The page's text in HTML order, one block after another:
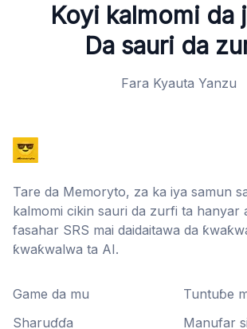
Koyi kalmomi da
Da sauri da
Fara Kyauta Yanzu
Tare da Memoryto, za ka iya samun
kalmomi cikin sauri da zurfi ta hanyar
fasahar SRS mai daidaitawa da
ƙwaƙwalwa ta AI.
Game da mu
Tuntuɓe
Sharuɗɗa
Manufar